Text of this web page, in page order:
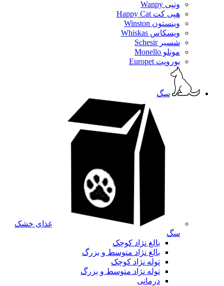
ونپی Wanpy
هپی کت Happy Cat
وینستون Winston
ویسکاس Whiskas
شسیر Schesir
مونلو Monello
یوروپت Europet
سگ
غذای خشک
سگ
بالغ نژاد کوچک
بالغ نژاد متوسط و بزرگ
توله نژاد کوچک
توله نژاد متوسط و بزرگ
درمانی